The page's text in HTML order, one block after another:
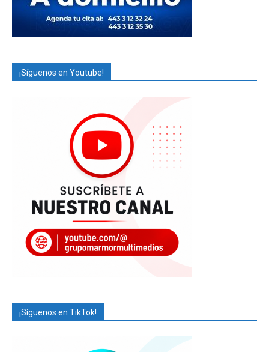
¡Síguenos en Youtube!
¡Síguenos en TikTok!